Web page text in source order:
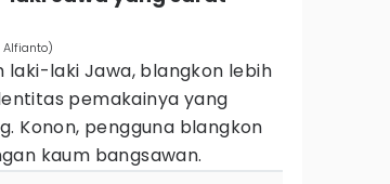
laki-laki Jawa, blangkon lebih
pemakainya yang
Konon, pengguna blangkon
kaum bangsawan.